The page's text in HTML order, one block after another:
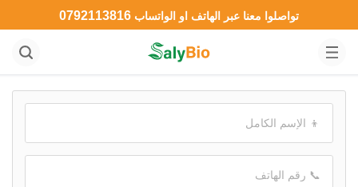
تواصلوا معنا عبر الهاتف او الواتساب 0792113816